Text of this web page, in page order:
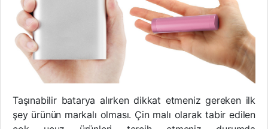
Taşınabilir batarya alırken dikkat etmeniz gereken ilk
şey ürünün markalı olması. Çin malı olarak tabir edilen